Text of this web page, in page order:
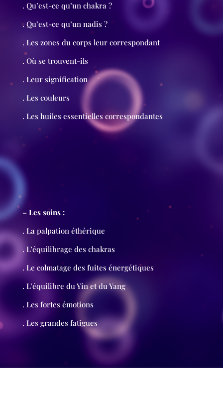
. Qu’est-ce qu’un chakra ?
. Qu’est-ce qu’un nadis ?
. Les zones du corps leur correspondant
. Où se trouvent-ils
. Leur signification
. Les couleurs
. Les huiles essentielles correspondantes
– Les soins :
. La palpation éthérique
. L’équilibrage des chakras
. Le colmatage des fuites énergétiques
. L’équilibre du Yin et du Yang
. Les fortes émotions
. Les grandes fatigues